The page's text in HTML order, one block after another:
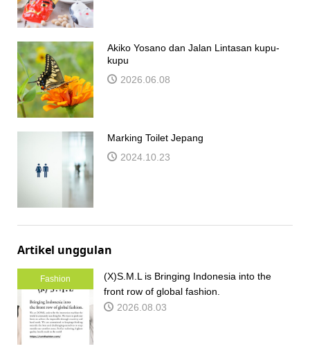
Akiko Yosano dan Jalan Lintasan kupu-
kupu
2026.06.08
Marking Toilet Jepang
2024.10.23
Artikel unggulan
Fashion
(X)S.M.L is Bringing Indonesia into the
front row of global fashion.
2026.08.03